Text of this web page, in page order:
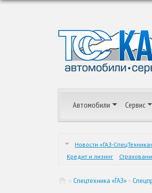
Автомобили Сервис
Новости «ГАЗ-СпецТехника»
Кредит и лизинг
» Спецтехника «ГАЗ» »